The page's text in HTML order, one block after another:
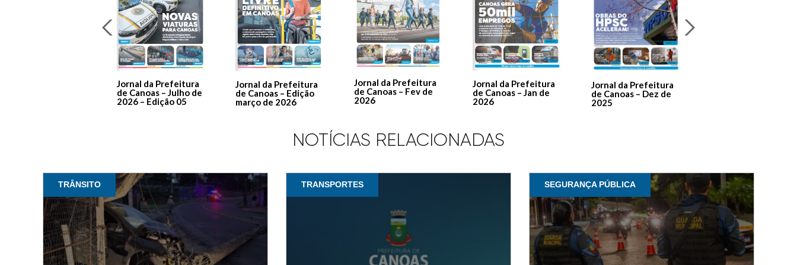
Jornal da Prefeitura
de Canoas – Julho de
2026 – Edição 05
Jornal da Prefeitura
de Canoas – Edição
março de 2026
Jornal da Prefeitura
de Canoas – Fev de
2026
Jornal da Prefeitura
de Canoas – Jan de
2026
Jornal da Prefeitura
de Canoas – Dez de
2025
NOTÍCIAS RELACIONADAS
TRÂNSITO TRANSPORTES SEGURANÇA PÚBLICA